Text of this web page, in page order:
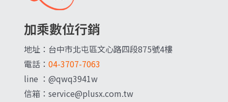
加乘數位行銷
地址：台中市北屯區文心路四段875號4樓
電話： 04-3707-7063
line ：@qwq3941w
信箱：service@plusx.com.tw